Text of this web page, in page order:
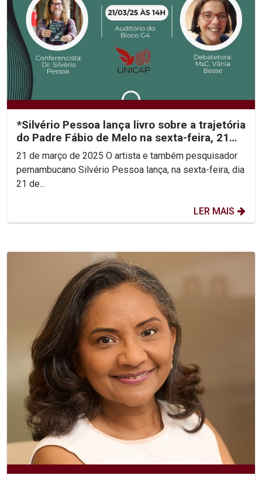
*Silvério Pessoa lança livro sobre a trajetória
do Padre Fábio de Melo na sexta-feira, 21
de...
21 de março de 2025 O artista e também pesquisador
pernambucano Silvério Pessoa lança, na sexta-feira, dia
21 de...
LER MAIS